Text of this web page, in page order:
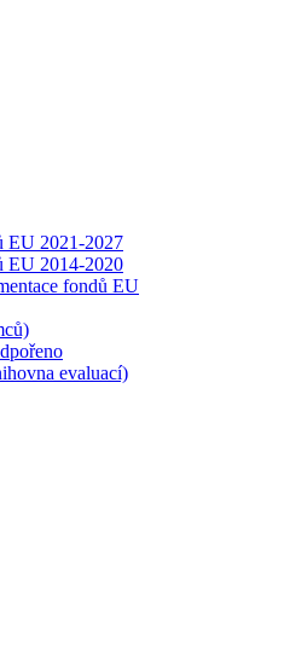
EU 2021-2027
EU 2014-2020
fondů EU
evaluací)